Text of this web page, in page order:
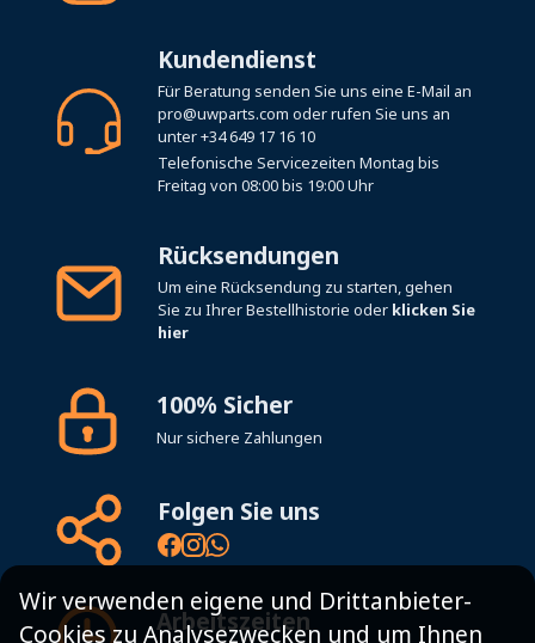
Kundendienst
Für Beratung senden Sie uns eine E-Mail an
pro@uwparts.com oder rufen Sie uns an
unter+34 649 17 16 10
Telefonische Servicezeiten Montag bis
Freitag von 08:00 bis 19:00 Uhr
Rücksendungen
Um eine Rücksendung zu starten, gehen
Sie zu Ihrer Bestellhistorie oder klicken Sie
hier
100% Sicher
Nur sichere Zahlungen
Folgen Sie uns
Arbeitszeiten
Wir verwenden eigene und Drittanbieter-
Cookies zu Analysezwecken und um Ihnen